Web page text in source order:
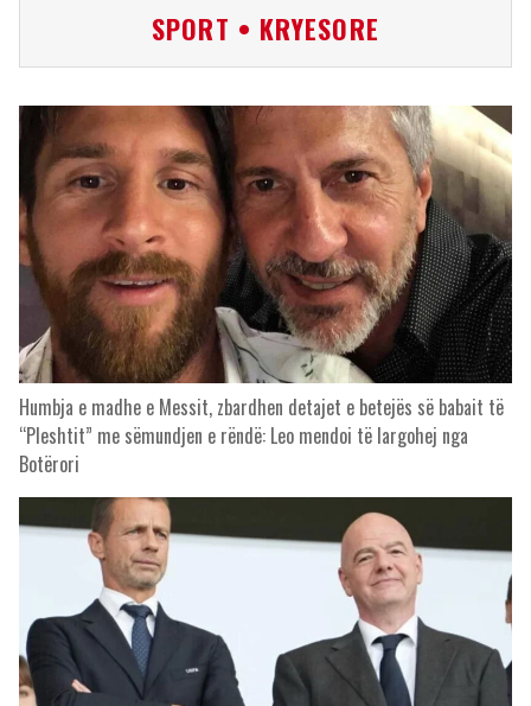
SPORT • KRYESORE
Humbja e madhe e Messit, zbardhen detajet e betejës së babait të
“Pleshtit” me sëmundjen e rëndë: Leo mendoi të largohej nga
Botërori